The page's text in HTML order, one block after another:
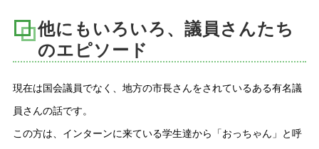
他にもいろいろ、議員さんたち
のエピソード
現在は国会議員でなく、地方の市長さんをされているある有名議
員さんの話です。
この方は、インターンに来ている学生達から「おっちゃん」と呼